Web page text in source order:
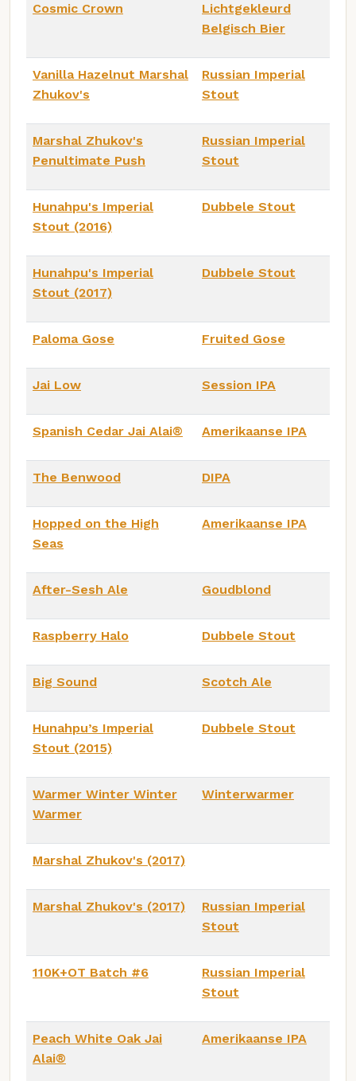
Cosmic Crown
Lichtgekleurd
Belgisch Bier
Vanilla Hazelnut Marshal
Zhukov's
Russian Imperial
Stout
Marshal Zhukov's
Penultimate Push
Russian Imperial
Stout
Hunahpu's Imperial
Stout (2016)
Dubbele Stout
Hunahpu's Imperial
Stout (2017)
Dubbele Stout
Paloma Gose Fruited Gose
Jai Low Session IPA
Spanish Cedar Jai Alai® Amerikaanse IPA
The Benwood DIPA
Hopped on the High
Seas
Amerikaanse IPA
After-Sesh Ale Goudblond
Raspberry Halo Dubbele Stout
Big Sound Scotch Ale
Hunahpu’s Imperial
Stout (2015)
Dubbele Stout
Warmer Winter Winter
Warmer
Winterwarmer
Marshal Zhukov's (2017)
Marshal Zhukov's (2017)
Russian Imperial
Stout
110K+OT Batch #6
Russian Imperial
Stout
Peach White Oak Jai
Alai®
Amerikaanse IPA